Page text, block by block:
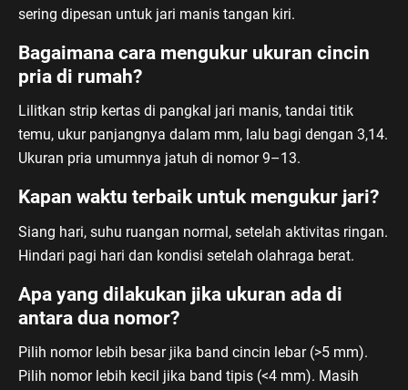
sering dipesan untuk jari manis tangan kiri.
Bagaimana cara mengukur ukuran cincin
pria di rumah?
Lilitkan strip kertas di pangkal jari manis, tandai titik
temu, ukur panjangnya dalam mm, lalu bagi dengan 3,14.
Ukuran pria umumnya jatuh di nomor 9–13.
Kapan waktu terbaik untuk mengukur jari?
Siang hari, suhu ruangan normal, setelah aktivitas ringan.
Hindari pagi hari dan kondisi setelah olahraga berat.
Apa yang dilakukan jika ukuran ada di
antara dua nomor?
Pilih nomor lebih besar jika band cincin lebar (>5 mm).
Pilih nomor lebih kecil jika band tipis (<4 mm). Masih